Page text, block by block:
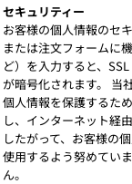
セキュリティー
お客様の個人情報のセ
または注文フォームに
ど）を入力すると、
が暗号化されます。 当
個人情報を保護するた
し、インターネット経
したがって、お客様の
使用するよう努めてい
ん。